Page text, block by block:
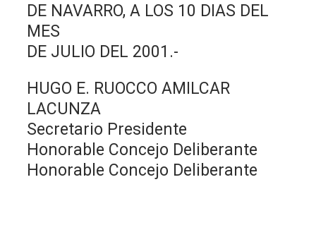
DE NAVARRO, A LOS 10 DIAS DEL
MES
DE JULIO DEL 2001.-
HUGO E. RUOCCO AMILCAR
LACUNZA
Secretario Presidente
Honorable Concejo Deliberante
Honorable Concejo Deliberante